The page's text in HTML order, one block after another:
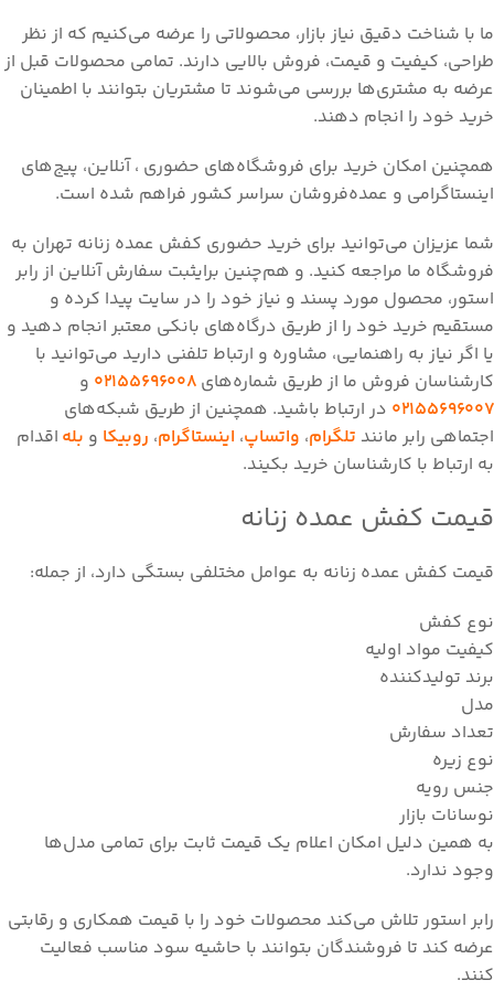
ما با شناخت دقیق نیاز بازار، محصولاتی را عرضه می‌کنیم که از نظر
طراحی، کیفیت و قیمت، فروش بالایی دارند. تمامی محصولات قبل از
عرضه به مشتری‌ها بررسی می‌شوند تا مشتریان بتوانند با اطمینان
خرید خود را انجام دهند.
همچنین امکان خرید برای فروشگاه‌های حضوری ، آنلاین، پیج‌های
اینستاگرامی و عمده‌فروشان سراسر کشور فراهم شده است.
شما عزیزان می‌توانید برای خرید حضوری کفش عمده زنانه تهران به
فروشگاه ما مراجعه کنید. و هم‌چنین برایثبت سفارش آنلاین از رابر
استور، محصول مورد پسند و نیاز خود را در سایت پیدا کرده و
مستقیم خرید خود را از طریق درگاه‌های بانکی معتبر انجام دهید و
یا اگر نیاز به راهنمایی، مشاوره و ارتباط تلفنی دارید می‌توانید با
کارشناسان فروش ما از طریق شما‌ره‌های 02155696008 و
02155696007 در ارتباط باشید. همچنین از طریق شبکه‌های
اجتماهی رابر مانند تلگرام، واتساپ، اینستاگرام، روبیکا و بله اقدام
به ارتباط با کارشناسان خرید بکیند.
قیمت کفش عمده زنانه
قیمت کفش عمده زنانه به عوامل مختلفی بستگی دارد، از جمله:
نوع کفش
کیفیت مواد اولیه
برند تولیدکننده
مدل
تعداد سفارش
نوع زیره
جنس رویه
نوسانات بازار
به همین دلیل امکان اعلام یک قیمت ثابت برای تمامی مدل‌ها
وجود ندارد.
رابر استور تلاش می‌کند محصولات خود را با قیمت همکاری و رقابتی
عرضه کند تا فروشندگان بتوانند با حاشیه سود مناسب فعالیت
کنند.